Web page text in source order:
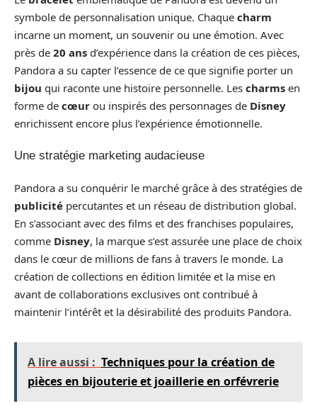
symbole de personnalisation unique. Chaque charm
incarne un moment, un souvenir ou une émotion. Avec
près de 20 ans d’expérience dans la création de ces pièces,
Pandora a su capter l’essence de ce que signifie porter un
bijou qui raconte une histoire personnelle. Les charms en
forme de cœur ou inspirés des personnages de Disney
enrichissent encore plus l’expérience émotionnelle.
Une stratégie marketing audacieuse
Pandora a su conquérir le marché grâce à des stratégies de
publicité percutantes et un réseau de distribution global.
En s’associant avec des films et des franchises populaires,
comme Disney, la marque s’est assurée une place de choix
dans le cœur de millions de fans à travers le monde. La
création de collections en édition limitée et la mise en
avant de collaborations exclusives ont contribué à
maintenir l’intérêt et la désirabilité des produits Pandora.
A lire aussi : Techniques pour la création de
pièces en bijouterie et joaillerie en orfévrerie